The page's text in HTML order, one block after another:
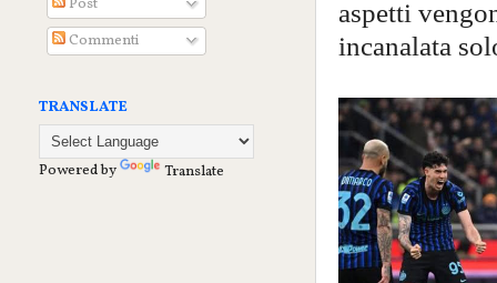
aspetti
incanalata
Commenti
TRANSLATE
Powered by Translate